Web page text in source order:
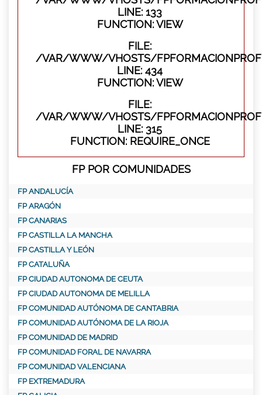
LINE: 133
FUNCTION: VIEW
FILE:
/VAR/WWW/VHOSTS/
LINE: 434
FUNCTION: VIEW
FILE:
/VAR/WWW/VHOSTS/
LINE: 315
FUNCTION: REQUIRE_ONCE
FP POR COMUNIDADES
FP ANDALUCÍA
FP ARAGÓN
FP CANARIAS
FP CASTILLA LA MANCHA
FP CASTILLA Y LEÓN
FP CATALUÑA
FP CIUDAD AUTONOMA DE CEUTA
FP CIUDAD AUTONOMA DE MELILLA
FP COMUNIDAD AUTÓNOMA DE CANTABRIA
FP COMUNIDAD AUTÓNOMA DE LA RIOJA
FP COMUNIDAD DE MADRID
FP COMUNIDAD FORAL DE NAVARRA
FP COMUNIDAD VALENCIANA
FP EXTREMADURA